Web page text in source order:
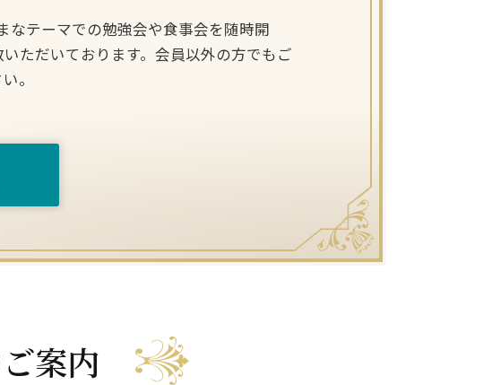
なテーマでの勉強会や食事会を随時開
ただいております。会員以外の方でもご
。
案内